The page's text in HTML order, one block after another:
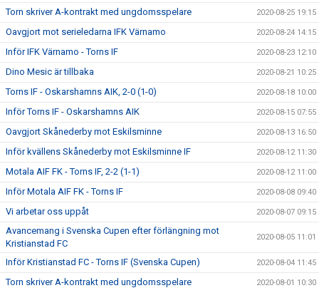
Torn skriver A-kontrakt med ungdomsspelare 2020-08-25 19:15
Oavgjort mot serieledarna IFK Värnamo 2020-08-24 14:15
Inför IFK Värnamo - Torns IF 2020-08-23 12:10
Dino Mesic är tillbaka 2020-08-21 10:25
Torns IF - Oskarshamns AIK, 2-0 (1-0) 2020-08-18 10:00
Inför Torns IF - Oskarshamns AIK 2020-08-15 07:55
Oavgjort Skånederby mot Eskilsminne 2020-08-13 16:50
Inför kvällens Skånederby mot Eskilsminne IF 2020-08-12 11:30
Motala AIF FK - Torns IF, 2-2 (1-1) 2020-08-12 11:00
Inför Motala AIF FK - Torns IF 2020-08-08 09:40
Vi arbetar oss uppåt 2020-08-07 09:15
Avancemang i Svenska Cupen efter förlängning mot
Kristianstad FC
2020-08-05 11:01
Inför Kristianstad FC - Torns IF (Svenska Cupen) 2020-08-04 11:45
Torn skriver A-kontrakt med ungdomsspelare 2020-08-01 10:30